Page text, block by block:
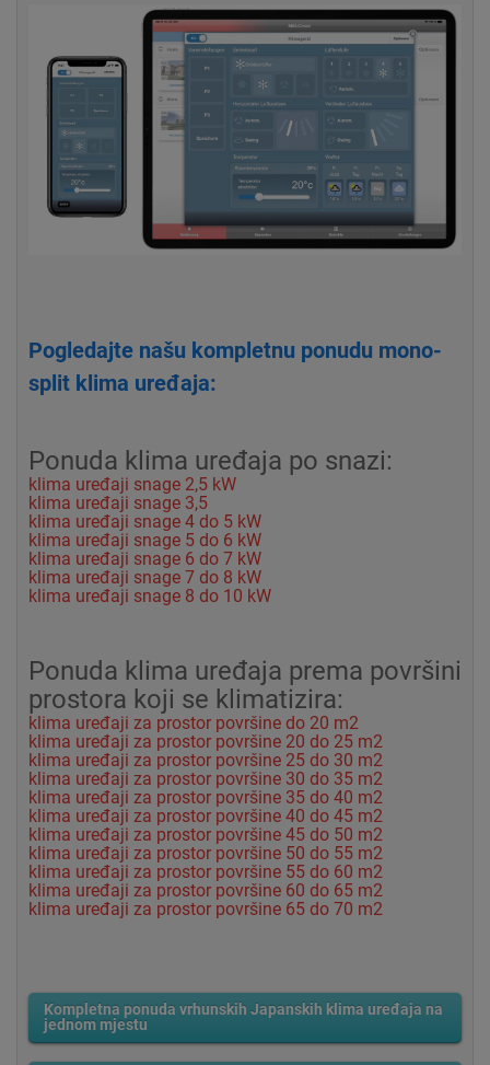
Pogledajte našu kompletnu ponudu mono-
split klima uređaja:
Ponuda klima uređaja po snazi:
klima uređaji snage 2,5 kW
klima uređaji snage 3,5
klima uređaji snage 4 do 5 kW
klima uređaji snage 5 do 6 kW
klima uređaji snage 6 do 7 kW
klima uređaji snage 7 do 8 kW
klima uređaji snage 8 do 10 kW
Ponuda klima uređaja prema površini
prostora koji se klimatizira:
klima uređaji za prostor površine do 20 m2
klima uređaji za prostor površine 20 do 25 m2
klima uređaji za prostor površine 25 do 30 m2
klima uređaji za prostor površine 30 do 35 m2
klima uređaji za prostor površine 35 do 40 m2
klima uređaji za prostor površine 40 do 45 m2
klima uređaji za prostor površine 45 do 50 m2
klima uređaji za prostor površine 50 do 55 m2
klima uređaji za prostor površine 55 do 60 m2
klima uređaji za prostor površine 60 do 65 m2
klima uređaji za prostor površine 65 do 70 m2
Kompletna ponuda vrhunskih Japanskih klima uređaja na
jednom mjestu